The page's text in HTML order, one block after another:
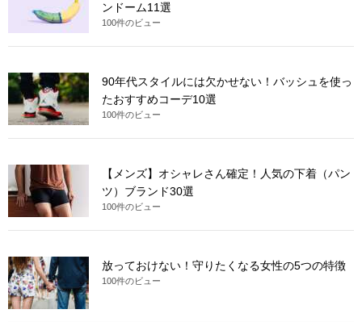
ンドーム11選
100件のビュー
90年代スタイルには欠かせない！バッシュを使っ
たおすすめコーデ10選
100件のビュー
【メンズ】オシャレさん確定！人気の下着（パン
ツ）ブランド30選
100件のビュー
放っておけない！守りたくなる女性の5つの特徴
100件のビュー